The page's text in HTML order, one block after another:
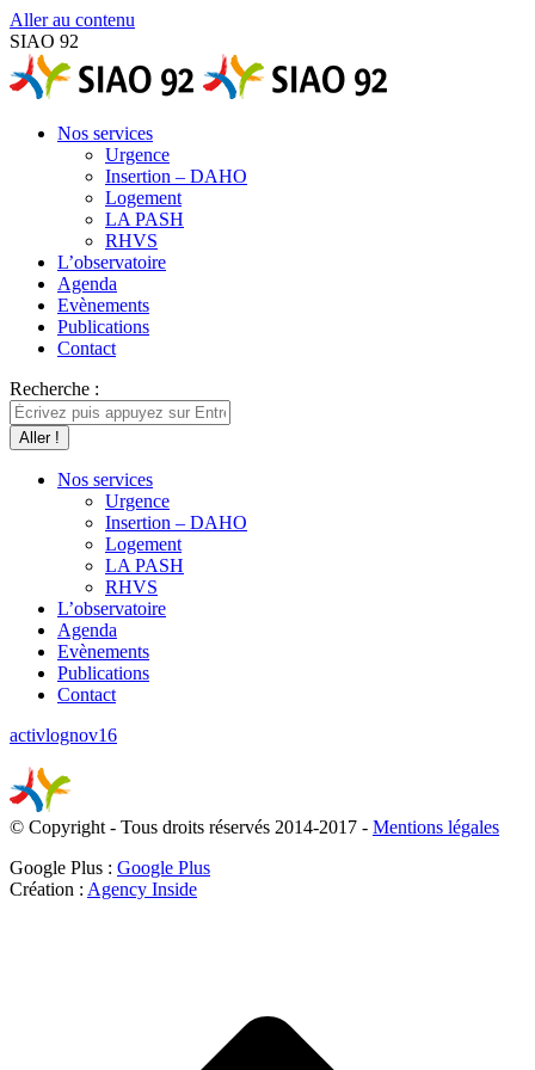
Aller au contenu
SIAO 92
Nos services
Urgence
Insertion – DAHO
Logement
LA PASH
RHVS
L’observatoire
Agenda
Evènements
Publications
Contact
Recherche :
Nos services
Urgence
Insertion – DAHO
Logement
LA PASH
RHVS
L’observatoire
Agenda
Evènements
Publications
Contact
activlognov16
© Copyright - Tous droits réservés 2014-2017 - Mentions légales
Google Plus : Google Plus
Création : Agency Inside